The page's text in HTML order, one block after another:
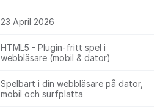
23 April 2026
HTML5 - Plugin-fritt spel i
webbläsare (mobil & dator)
Spelbart i din webbläsare på dator,
mobil och surfplatta